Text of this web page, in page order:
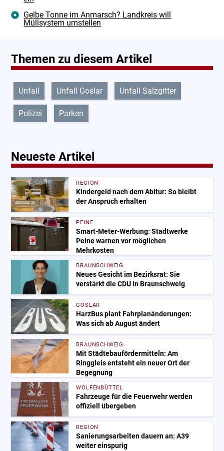
Gelbe Tonne im Anmarsch? Landkreis will
Müllsystem umstellen
Themen zu diesem Artikel
Unfall Unfall Goslar Unfall Salzgitter
Polizei Parken
Neueste Artikel
REGION
Kindergeld nach dem Abitur: So bleibt
der Anspruch erhalten
PEINE
Smart-Meter-Werbung: Stadtwerke
Peine warnen vor möglichen
Mehrkosten
BRAUNSCHWEIG
Neues Gesicht im Bezirksrat: Sie
verstärkt die CDU in Braunschweig
GOSLAR
HarzBus plant Fahrplanänderungen:
Was sich ab August ändert
BRAUNSCHWEIG
Mit Städtebaufördermitteln: Am
Ringgleis entsteht ein neuer Ort der
Begegnung
WOLFENBÜTTEL
Fahrzeuge für die Feuerwehr werden
offiziell übergeben
REGION
Sanierungsarbeiten dauern an: A39
weiter einspurig